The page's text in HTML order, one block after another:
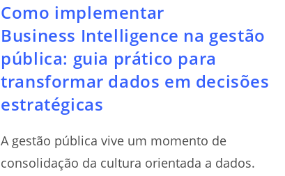
Como implementar
Business Intelligence na gestão
pública: guia prático para
transformar dados em decisões
estratégicas
A gestão pública vive um momento de
consolidação da cultura orientada a dados.